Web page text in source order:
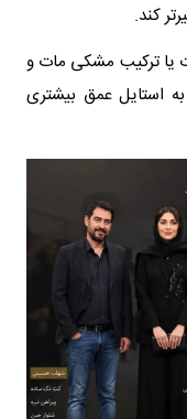
کند.
یا ترکیب مشکی مات و
استایل عمق بیشتری